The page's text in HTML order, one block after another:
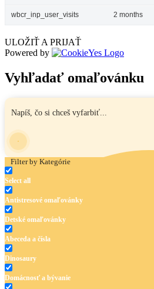
wbcr_inp_user_visits 2 months
ULOŽIŤ A PRIJAŤ
Powered by
Vyhľadať omaľovánku
Filter by Kategórie
Select all
Antistresové omaľovánky
Detské omaľovánky
Abeceda a čísla
Dinosaury
Domácnosť a bývanie